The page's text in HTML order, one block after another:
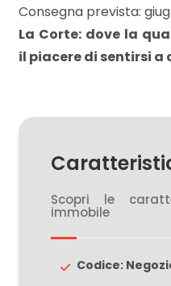
Consegna prevista:
La Corte: dove la
il piacere di sentirsi a
Scopri le
immobile
Codice:
5
Bagni
Qualsiasi